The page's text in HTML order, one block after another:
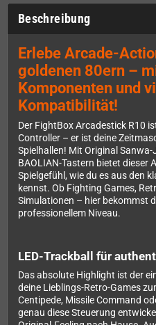
Beschreibung
Erlebe Arcade-
goldenen 80ern –
Komponenten und
Kompatibilität!
Der FightBox Arcadestick R10
Controller – er ist deine
Spielhallen! Mit Original
BAOLIAN-Tastern bietet dieser
Spielgefühl, wie du es aus den
kennst. Ob Fighting Games,
Simulationen – hier bekommst
professionellem Niveau.
LED-Trackball für
Das absolute Highlight ist der
deine Lieblings-Retro-Games
Centipede, Missile Command
genau diese Steuerung